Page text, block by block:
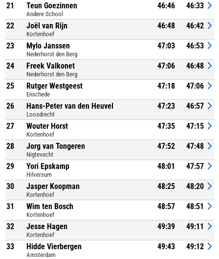
21 Teun Goezinnen
Andere School
46:46 46:33
22 Joël van Rijn
Kortenhoef
46:48 46:42
23 Mylo Janssen
Nederhorst den Berg
47:03 46:53
24 Freek Valkonet
Nederhorst den Berg
47:06 46:48
25 Rutger Westgeest
Enschede
47:18 47:06
26 Hans-Peter van den Heuvel
Loosdrecht
47:23 46:57
27 Wouter Horst
Kortenhoef
47:35 47:15
28 Jorg van Tongeren
Nigtevecht
47:52 47:48
29 Yori Epskamp
Hilversum
48:01 47:57
30 Jasper Koopman
Kortenhoef
48:25 48:20
31 Wim ten Bosch
Kortenhoef
48:57 48:51
32 Jesse Hagen
Kortenhoef
49:39 49:11
33 Hidde Vierbergen
Amsterdam
49:43 49:12